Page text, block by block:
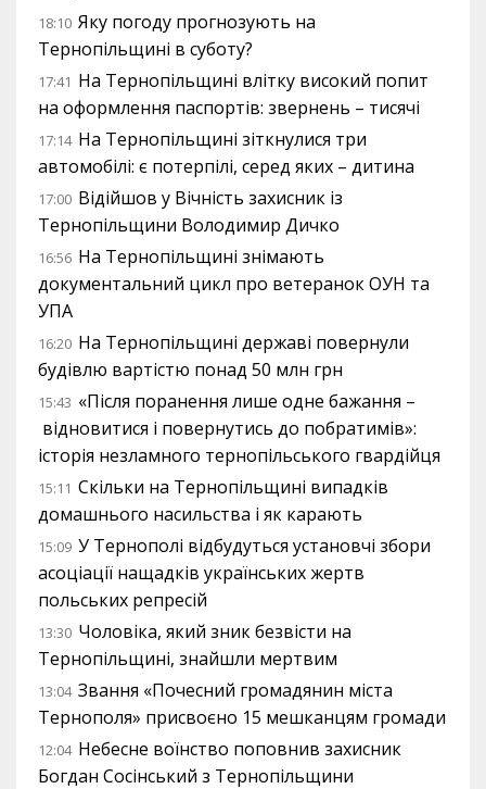
18:10 Яку погоду прогнозують на
Тернопільщині в суботу?
17:41 На Тернопільщині влітку високий попит
на оформлення паспортів: звернень – тисячі
17:14 На Тернопільщині зіткнулися три
автомобілі: є потерпілі, серед яких – дитина
17:00 Відійшов у Вічність захисник із
Тернопільщини Володимир Дичко
16:56 На Тернопільщині знімають
документальний цикл про ветеранок ОУН та
УПА
16:20 На Тернопільщині державі повернули
будівлю вартістю понад 50 млн грн
15:43 «Після поранення лише одне бажання –
відновитися і повернутись до побратимів»:
історія незламного тернопільського гвардійця
15:11 Скільки на Тернопільщині випадків
домашнього насильства і як карають
15:09 У Тернополі відбудуться установчі збори
асоціації нащадків українських жертв
польських репресій
13:30 Чоловіка, який зник безвісти на
Тернопільщині, знайшли мертвим
13:04 Звання «Почесний громадянин міста
Тернополя» присвоєно 15 мешканцям громади
12:04 Небесне воїнство поповнив захисник
Богдан Сосінський з Тернопільщини